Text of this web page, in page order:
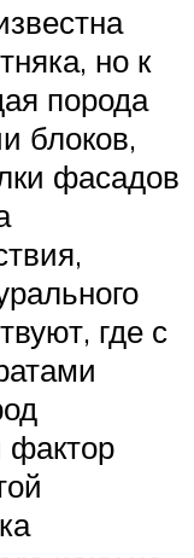
но к
порода
блоков,
фасадов
где с
фактор